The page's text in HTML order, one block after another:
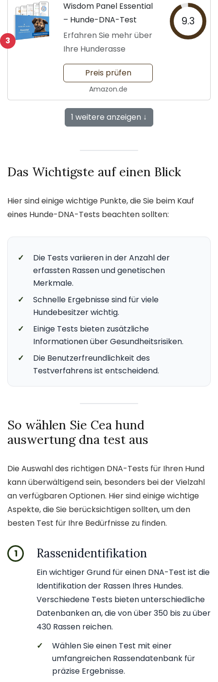
3
Wisdom Panel Essential
– Hunde-DNA-Test
Erfahren Sie mehr über
Ihre Hunderasse
9.3
Preis prüfen
Amazon.de
1 weitere anzeigen ↓
Das Wichtigste auf einen Blick
Hier sind einige wichtige Punkte, die Sie beim Kauf
eines Hunde-DNA-Tests beachten sollten:
✓
Die Tests variieren in der Anzahl der
erfassten Rassen und genetischen
Merkmale.
✓
Schnelle Ergebnisse sind für viele
Hundebesitzer wichtig.
✓
Einige Tests bieten zusätzliche
Informationen über Gesundheitsrisiken.
✓
Die Benutzerfreundlichkeit des
Testverfahrens ist entscheidend.
So wählen Sie Cea hund
auswertung dna test aus
Die Auswahl des richtigen DNA-Tests für Ihren Hund
kann überwältigend sein, besonders bei der Vielzahl
an verfügbaren Optionen. Hier sind einige wichtige
Aspekte, die Sie berücksichtigen sollten, um den
besten Test für Ihre Bedürfnisse zu finden.
1 Rassenidentifikation
Ein wichtiger Grund für einen DNA-Test ist die
Identifikation der Rassen Ihres Hundes.
Verschiedene Tests bieten unterschiedliche
Datenbanken an, die von über 350 bis zu über
430 Rassen reichen.
✓
Wählen Sie einen Test mit einer
umfangreichen Rassendatenbank für
präzise Ergebnisse.